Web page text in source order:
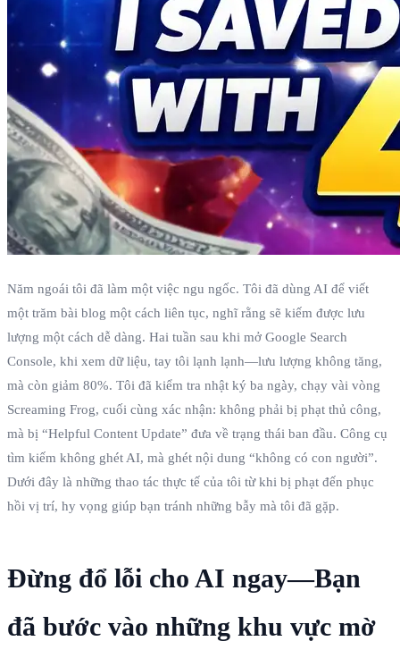
Năm ngoái tôi đã làm một việc ngu ngốc. Tôi đã dùng AI để viết
một trăm bài blog một cách liên tục, nghĩ rằng sẽ kiếm được lưu
lượng một cách dễ dàng. Hai tuần sau khi mở Google Search
Console, khi xem dữ liệu, tay tôi lạnh lạnh—lưu lượng không tăng,
mà còn giảm 80%. Tôi đã kiểm tra nhật ký ba ngày, chạy vài vòng
Screaming Frog, cuối cùng xác nhận: không phải bị phạt thủ công,
mà bị “Helpful Content Update” đưa về trạng thái ban đầu. Công cụ
tìm kiếm không ghét AI, mà ghét nội dung “không có con người”.
Dưới đây là những thao tác thực tế của tôi từ khi bị phạt đến phục
hồi vị trí, hy vọng giúp bạn tránh những bẫy mà tôi đã gặp.
Đừng đổ lỗi cho AI ngay—Bạn
đã bước vào những khu vực mờ